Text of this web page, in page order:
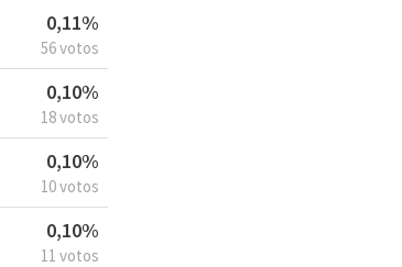
0,11%
56 votos
0,10%
18 votos
0,10%
10 votos
0,10%
11 votos